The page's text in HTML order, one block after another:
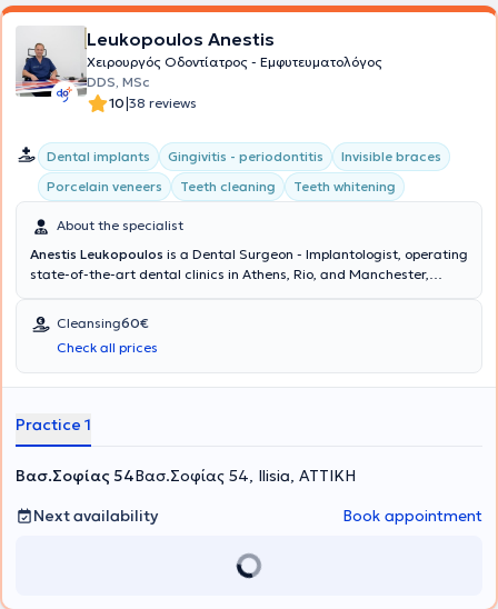
Leukopoulos Anestis
Χειρουργός Οδοντίατρος - Εμφυτευματολόγος
DDS, MSc
10|38 reviews
Dental implants Gingivitis - periodontitis
Invisible braces
Porcelain veneers
Teeth cleaning Teeth whitening
About the specialist
Anestis Leukopoulos is a Dental Surgeon - Implantologist, operating
state-of-the-art dental clinics in Athens, Rio, and Manchester,
comprehensive dental care and excellent aesthetic dental
outcomes at the Cosmetic Dental clinic. His ideas and extensive
experience translate into delivering dental services that restore the
health and aesthetics of your mouth, ensuring your complete
Cleansing60€
Check all prices
Practice 1
Βασ.Σοφίας 54Βασ.Σοφίας 54, Ilisia, ΑΤΤΙΚΗ
Next availability
Book appointment